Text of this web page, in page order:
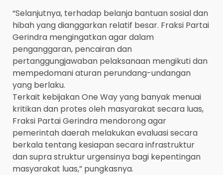
“Selanjutnya, terhadap belanja bantuan sosial dan
hibah yang dianggarkan relatif besar. Fraksi Partai
Gerindra mengingatkan agar dalam
penganggaran, pencairan dan
pertanggungjawaban pelaksanaan mengikuti dan
mempedomani aturan perundang-undangan
yang berlaku.
Terkait kebijakan One Way yang banyak menuai
kritikan dan protes oleh masyarakat secara luas,
Fraksi Partai Gerindra mendorong agar
pemerintah daerah melakukan evaluasi secara
berkala tentang kesiapan secara infrastruktur
dan supra struktur urgensinya bagi kepentingan
masyarakat luas,” pungkasnya.